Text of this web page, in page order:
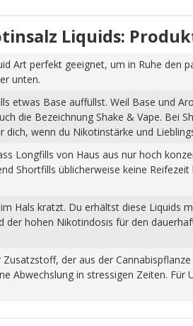
Liquids:
Art perfekt geeignet, um in Ruhe den
unten.
etwas Base auffüllst. Weil Base und
die Bezeichnung Shake & Vape. Bei
wenn du Nikotinstärke und
Longfills von Haus aus nur hoch
Shortfills üblicherweise keine
Hals kratzt. Du erhältst diese Liquids
hohen Nikotindosis für den
der aus der
Abwechslung in stressigen Zeiten.